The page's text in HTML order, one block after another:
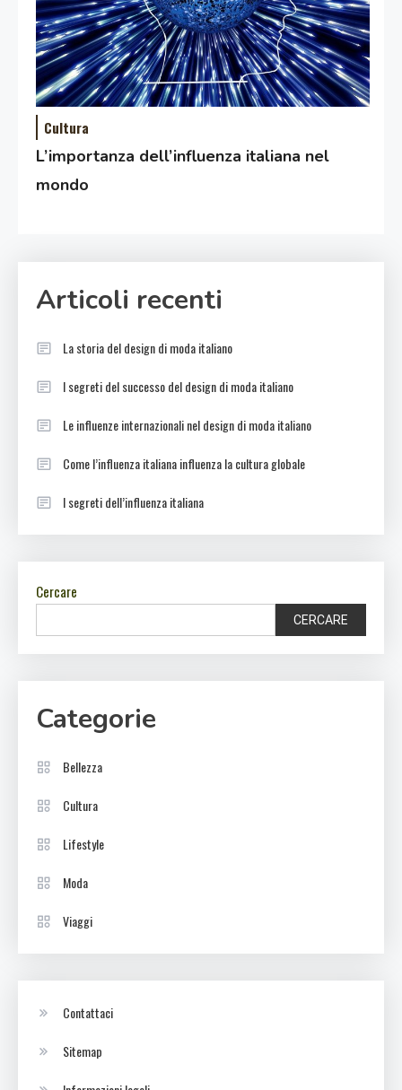
Cultura
L’importanza dell’influenza italiana nel
mondo
Articoli recenti
La storia del design di moda italiano
I segreti del successo del design di moda italiano
Le influenze internazionali nel design di moda italiano
Come l’influenza italiana influenza la cultura globale
I segreti dell’influenza italiana
Cercare
CERCARE
Categorie
Bellezza
Cultura
Lifestyle
Moda
Viaggi
Contattaci
Sitemap